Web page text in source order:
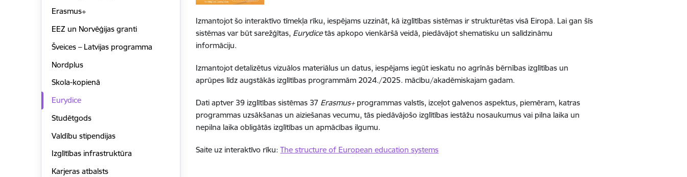
Erasmus+
EEZ un Norvēģijas granti
Šveices – Latvijas programma
Nordplus
Skola-kopienā
Eurydice
Studētgods
Valdību stipendijas
Izglītības infrastruktūra
Karjeras atbalsts
Izmantojot šo interaktīvo tīmekļa rīku, iespējams uzzināt, kā izglītības sistēmas ir strukturētas visā Eiropā. Lai gan šīs
sistēmas var būt sarežģītas, Eurydicetās apkopo vienkāršā veidā, piedāvājot shematisku un salīdzināmu
informāciju.
Izmantojot detalizētus vizuālos materiālus un datus, iespējams iegūt ieskatu no agrīnās bērnības izglītības un
aprūpes līdz augstākās izglītības programmām 2024./2025. mācību/akadēmiskajam gadam.
Dati aptver 39 izglītības sistēmas 37 Erasmus+ programmas valstīs, izceļot galvenos aspektus, piemēram, katras
programmas uzsākšanas un aiziešanas vecumu, tās piedāvājošo izglītības iestāžu nosaukumus vai pilna laika un
nepilna laika obligātās izglītības un apmācības ilgumu.
Saite uz interaktīvo rīku:The structure of European education systems